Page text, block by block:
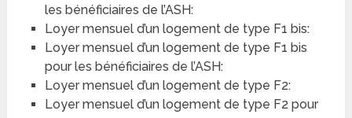
les bénéficiaires de l’ASH:
Loyer mensuel d’un logement de type F1 bis:
Loyer mensuel d’un logement de type F1 bis
pour les bénéficiaires de l’ASH:
Loyer mensuel d’un logement de type F2:
Loyer mensuel d’un logement de type F2 pour